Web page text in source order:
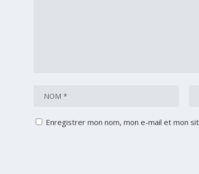
Enregistrer mon nom, mon e-mail et mon